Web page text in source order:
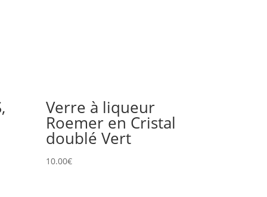
Verre à liqueur
Roemer en Cristal
doublé Vert
10.00€